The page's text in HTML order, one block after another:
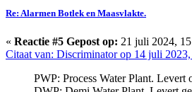
Re: Alarmen Botlek en Maasvlakte.
« Reactie #5 Gepost op: 21 juli 2024,
Citaat van: Discriminator op 14 juli
PWP: Process Water Plant. Levert